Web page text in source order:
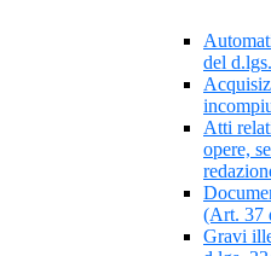
del
Atti
opere,
(Art. 37
Gravi